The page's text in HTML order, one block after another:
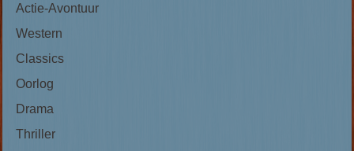
Actie-Avontuur
Western
Classics
Oorlog
Drama
Thriller